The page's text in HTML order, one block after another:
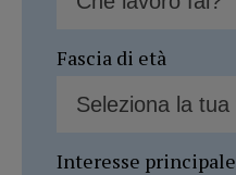
Fascia di età
Interesse principale